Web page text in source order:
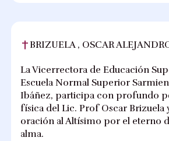
BRIZUELA , OSCAR
La Vicerrectora de Educación
Escuela Normal Superior
Ibáñez, participa con profundo
física del Lic. Prof Oscar Brizuela
oración al Altísimo por el eterno
alma.